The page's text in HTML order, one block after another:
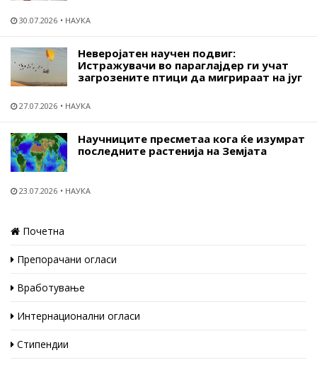
30.07.2026 НАУКА
Неверојатен научен подвиг:
Истражувачи во параглајдер ги учат
загрозените птици да мигрираат на југ
27.07.2026 НАУКА
Научниците пресметаа кога ќе изумрат
последните растенија на Земјата
23.07.2026 НАУКА
Почетна
Препорачани огласи
Вработување
Интернационални огласи
Стипендии